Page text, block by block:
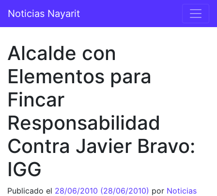
Navegación principal
Noticias Nayarit
Alcalde con
Elementos para
Fincar
Responsabilidad
Contra Javier Bravo:
IGG
Publicado el 28/06/2010 (28/06/2010) por Noticias